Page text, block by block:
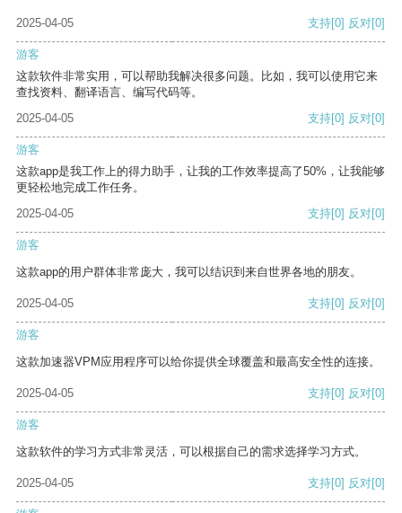
2025-04-05 支持[0] 反对[0]
游客
这款软件非常实用，可以帮助我解决很多问题。比如，我可以使用它来
查找资料、翻译语言、编写代码等。
2025-04-05
支持[0] 反对[0]
游客
这款app是我工作上的得力助手，让我的工作效率提高了50%，让我能够
更轻松地完成工作任务。
2025-04-05
支持[0] 反对[0]
游客
这款app的用户群体非常庞大，我可以结识到来自世界各地的朋友。
2025-04-05 支持[0] 反对[0]
游客
这款加速器VPM应用程序可以给你提供全球覆盖和最高安全性的连接。
2025-04-05 支持[0] 反对[0]
游客
这款软件的学习方式非常灵活，可以根据自己的需求选择学习方式。
2025-04-05 支持[0] 反对[0]